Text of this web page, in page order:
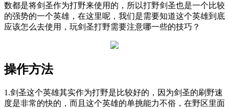
数都是将剑圣作为打野来使用的，所以打野剑圣也是一个比较
的强势的一个英雄，在这里呢，我们是需要知道这个英雄到底
应该怎么去使用，玩剑圣打野需要注意哪一些的技巧？
操作方法
1.剑圣这个英雄其实作为打野是比较好的，因为剑圣的刷野速
度是非常的快的，而且这个英雄的单挑能力不俗，在野区里面